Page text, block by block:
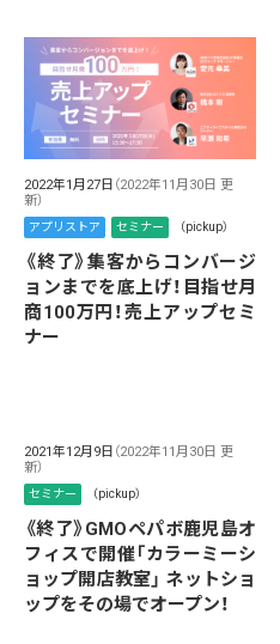
2022年1月27日 （2022年11月30日 更
新）
アプリストア セミナー （pickup）
《終了》集客からコンバージ
ョンまでを底上げ！目指せ月
商100万円！売上アップセミ
ナー
2021年12月9日 （2022年11月30日 更
新）
セミナー （pickup）
《終了》GMOペパボ鹿児島オ
フィスで開催「カラーミーシ
ョップ開店教室」 ネットショ
ップをその場でオープン！